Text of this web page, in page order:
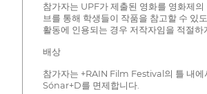
참가자는 UPF가 제출된 영화를 영화제
브를 통해 학생들이 작품을 참고할 수 있
활동에 인용되는 경우 저작자임을 적절하
배상
참가자는 +RAIN Film Festival의 틀 내에
Sónar+D를 면제합니다.